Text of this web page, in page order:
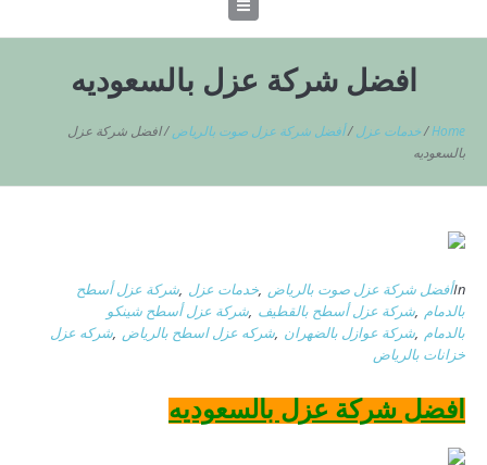
افضل شركة عزل بالسعوديه
Home
/خدمات عزل /أفضل شركة عزل صوت بالرياض /افضل شركة عزل
بالسعوديه
Inأفضل شركة عزل صوت بالرياض ,خدمات عزل ,شركة عزل أسطح
بالدمام ,شركة عزل أسطح بالقطيف ,شركة عزل أسطح شينكو
بالدمام ,شركة عوازل بالضهران ,شركه عزل اسطح بالرياض ,شركه عزل
خزانات بالرياض
افضل شركة عزل بالسعوديه